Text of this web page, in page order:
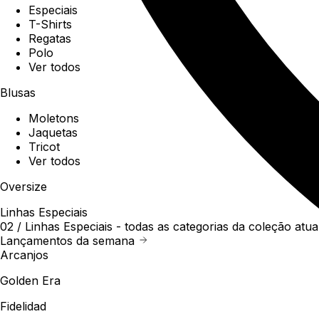
Especiais
T-Shirts
Regatas
Polo
Ver todos
Blusas
Moletons
Jaquetas
Tricot
Ver todos
Oversize
Linhas Especiais
02 / Linhas Especiais - todas as categorias da coleção
Lançamentos da semana
Arcanjos
Golden Era
Fidelidad